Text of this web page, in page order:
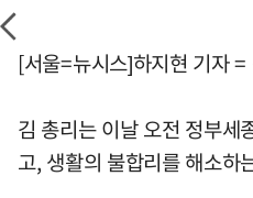
[서울=뉴시스]하지현 기자
김 총리는 이날 오전 정부
고, 생활의 불합리를 해소하